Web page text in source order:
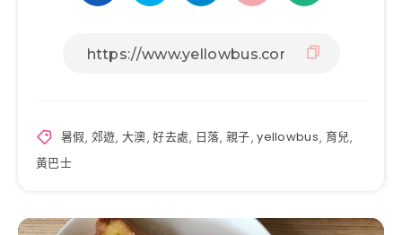
暑假, 郊遊,大澳,好去處, 日落,親子,yellowbus, 育兒,
黃巴士